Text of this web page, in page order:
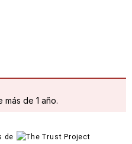
más de 1 año.
de